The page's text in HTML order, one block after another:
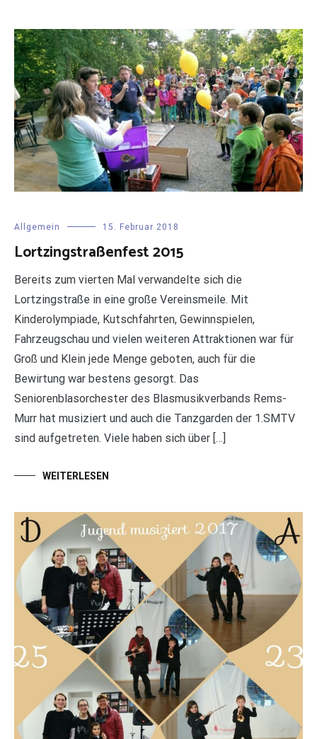
Allgemein 15. Februar 2018
Lortzingstraßenfest 2015
Bereits zum vierten Mal verwandelte sich die
Lortzingstraße in eine große Vereinsmeile. Mit
Kinderolympiade, Kutschfahrten, Gewinnspielen,
Fahrzeugschau und vielen weiteren Attraktionen war für
Groß und Klein jede Menge geboten, auch für die
Bewirtung war bestens gesorgt. Das
Seniorenblasorchester des Blasmusikverbands Rems-
Murr hat musiziert und auch die Tanzgarden der 1.SMTV
sind aufgetreten. Viele haben sich über […]
WEITERLESEN